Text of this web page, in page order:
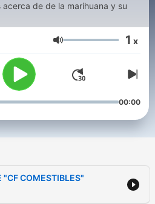
de de la marihuana y su
Volumen 1 x
00:00
"CF COMESTIBLES"